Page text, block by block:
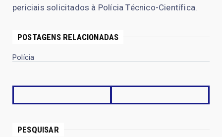
periciais solicitados à Polícia Técnico-Científica.
POSTAGENS RELACIONADAS
Polícia
PESQUISAR